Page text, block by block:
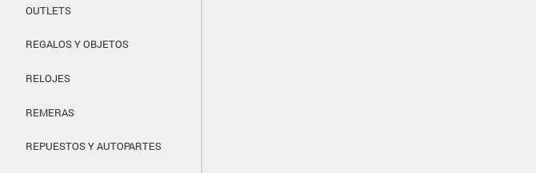
OUTLETS
REGALOS Y OBJETOS
RELOJES
REMERAS
REPUESTOS Y AUTOPARTES